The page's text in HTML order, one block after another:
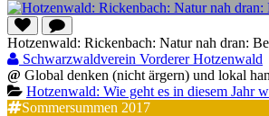
Hotzenwald: Rickenbach: Natur nah dran:
Schwarzwaldverein Vorderer Hotzenwald
@ Global denken (nicht ärgern) und lokal
Hotzenwald: Wie geht es in diesem Jahr
Sommersummen 2017